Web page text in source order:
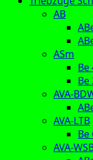
AB
ASm
Be
Be
AVA-
AVA-LTB
Be
AVA-